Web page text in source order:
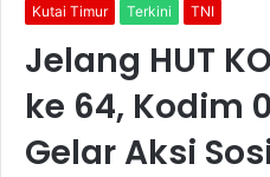
Kutai Timur Terkini TNI
Jelang HUT
ke 64, Kodim
Gelar Aksi